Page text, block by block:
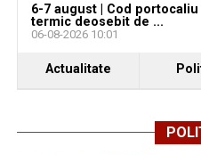
6-7 august | Cod
termic deosebit de ...
06-08-2026 10:01
Actualitate